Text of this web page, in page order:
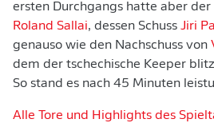
ersten Durchgangs hatte aber
Roland Sallai, dessen Schuss Jiri
genauso wie den Nachschuss von
dem der tschechische Keeper
So stand es nach 45 Minuten
Alle Tore und Highlights des